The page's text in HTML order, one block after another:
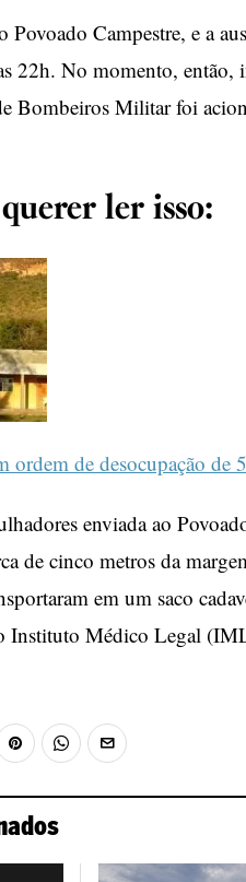
Campestre, e a
22h. No momento, então,
Bombeiros Militar foi
ler isso:
ordem de desocupação de
enviada ao
de cinco metros da
em um saco
Instituto Médico Legal